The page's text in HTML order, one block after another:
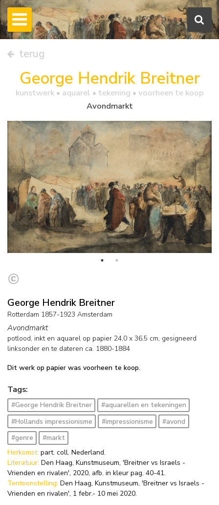
terug
George Hendrik Breitner
kunstwerk • aquarel • tekening • voorheen te koop
Avondmarkt
George Hendrik Breitner
Rotterdam 1857-1923 Amsterdam
Avondmarkt
potlood, inkt en aquarel op papier 24,0 x 36,5 cm, gesigneerd
linksonder ente dateren ca. 1880-1884
Dit werk op papier was voorheen te koop.
Tags:
#George Hendrik Breitner
#aquarellen en tekeningen
#Hollands impressionisme
#impressionisme
#avond
#genre
#markt
Herkomst: part. coll. Nederland.
Literatuur: Den Haag, Kunstmuseum, 'Breitner vs Israels -
Vrienden en rivalen', 2020, afb. in kleur pag. 40-41.
Tentoonstelling: Den Haag, Kunstmuseum, 'Breitner vs Israels -
Vrienden en rivalen', 1 febr.- 10 mei 2020.